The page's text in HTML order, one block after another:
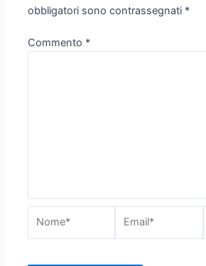
obbligatori sono contrassegnati *
Commento *